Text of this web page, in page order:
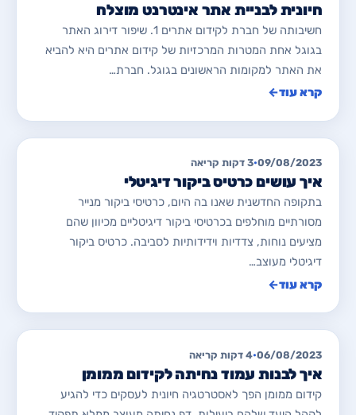
חיונית לבניית אתר אינטרנט מוצלח
חשיבותה של חברת לקידום אתרים 1. שיפור דירוג האתר
בגוגל אחת המטרות המרכזיות של קידום אתרים היא להביא
את האתר למקומות הראשונים בגוגל. חברת…
קרא עוד←
מאמרים לבניית/ שדרוג אתרים
09/08/2023
•3 דקות קריאה
איך עושים כרטיס ביקור דיגיטלי
בתקופה החדשנית שאנו בה היום, כרטיסי ביקור מנייר
מסורתיים מוחלפים בכרטיסי ביקור דיגיטליים מכיוון שהם
מציעים נוחות, צדדיות וידידותיות לסביבה. כרטיס ביקור
דיגיטלי מעוצב…
קרא עוד←
מאמרים לבניית/ שדרוג אתרים
06/08/2023
•4 דקות קריאה
איך לבנות עמוד נחיתה לקידום ממומן
קידום ממומן הפך לאסטרטגיה חיונית לעסקים כדי להגיע